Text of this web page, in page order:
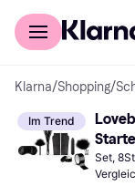
Für Shopper
Klarna/Shopping/
Im Trend
Set,